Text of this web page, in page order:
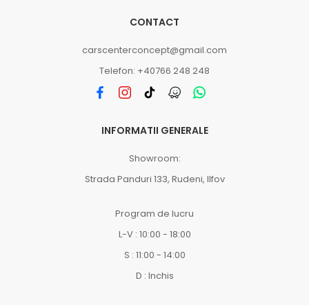
CONTACT
carscenterconcept@gmail.com
Telefon: +40766 248 248
INFORMATII GENERALE
Showroom:
Strada Panduri 133, Rudeni, Ilfov
Program de lucru
L-V : 10:00 - 18:00
S : 11:00 - 14:00
D : Inchis